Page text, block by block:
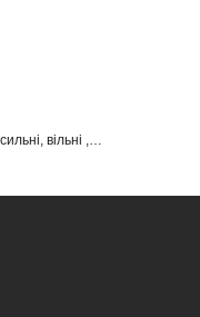
вільні ,